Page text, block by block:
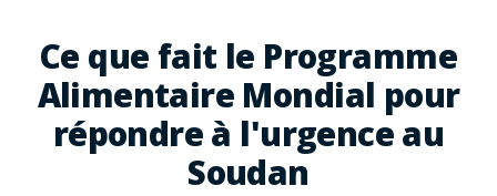
Ce que fait le Programme
Alimentaire Mondial pour
répondre à l'urgence au
Soudan